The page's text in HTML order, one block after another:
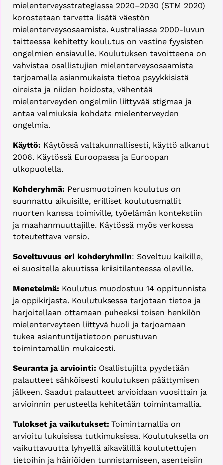
mielenterveysstrategiassa 2020–2030 (STM 2020)
korostetaan tarvetta lisätä väestön
mielenterveysosaamista. Australiassa 2000-luvun
taitteessa kehitetty koulutus on vastine fyysisten
ongelmien ensiavulle. Koulutuksen tavoitteena on
vahvistaa osallistujien mielenterveysosaamista
tarjoamalla asianmukaista tietoa psyykkisistä
oireista ja niiden hoidosta, vähentää
mielenterveyden ongelmiin liittyvää stigmaa ja
antaa valmiuksia kohdata mielenterveyden
ongelmia.
Käyttö: Käytössä valtakunnallisesti, käyttö alkanut
2006. Käytössä Euroopassa ja Euroopan
ulkopuolella.
Kohderyhmä: Perusmuotoinen koulutus on
suunnattu aikuisille, erilliset koulutusmallit
nuorten kanssa toimiville, työelämän kontekstiin
ja maahanmuuttajille. Käytössä myös verkossa
toteutettava versio.
Soveltuvuus eri kohderyhmiin: Soveltuu kaikille,
ei suositella akuutissa kriisitilanteessa oleville.
Menetelmä: Koulutus muodostuu 14 oppitunnista
ja oppikirjasta. Koulutuksessa tarjotaan tietoa ja
harjoitellaan ottamaan puheeksi toisen henkilön
mielenterveyteen liittyvä huoli ja tarjoamaan
tukea asiantuntijatietoon perustuvan
toimintamallin mukaisesti.
Seuranta ja arviointi: Osallistujilta pyydetään
palautteet sähköisesti koulutuksen päättymisen
jälkeen. Saadut palautteet arvioidaan vuosittain ja
arvioinnin perusteella kehitetään toimintamallia.
Tulokset ja vaikutukset: Toimintamallia on
arvioitu lukuisissa tutkimuksissa. Koulutuksella on
vaikuttavuutta lyhyellä aikavälillä koulutettujen
tietoihin ja häiriöiden tunnistamiseen, asenteisiin